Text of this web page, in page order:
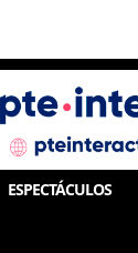
ESPECTÁCULOS